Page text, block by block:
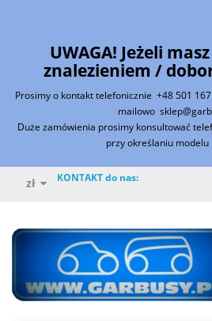
UWAGA! Jeżeli
znalezieniem /
Prosimy o kontakt telefonicznie +48 501
mailowo
Duże zamówienia prosimy konsultować
przy określaniu modelu
zł KONTAKT do nas: